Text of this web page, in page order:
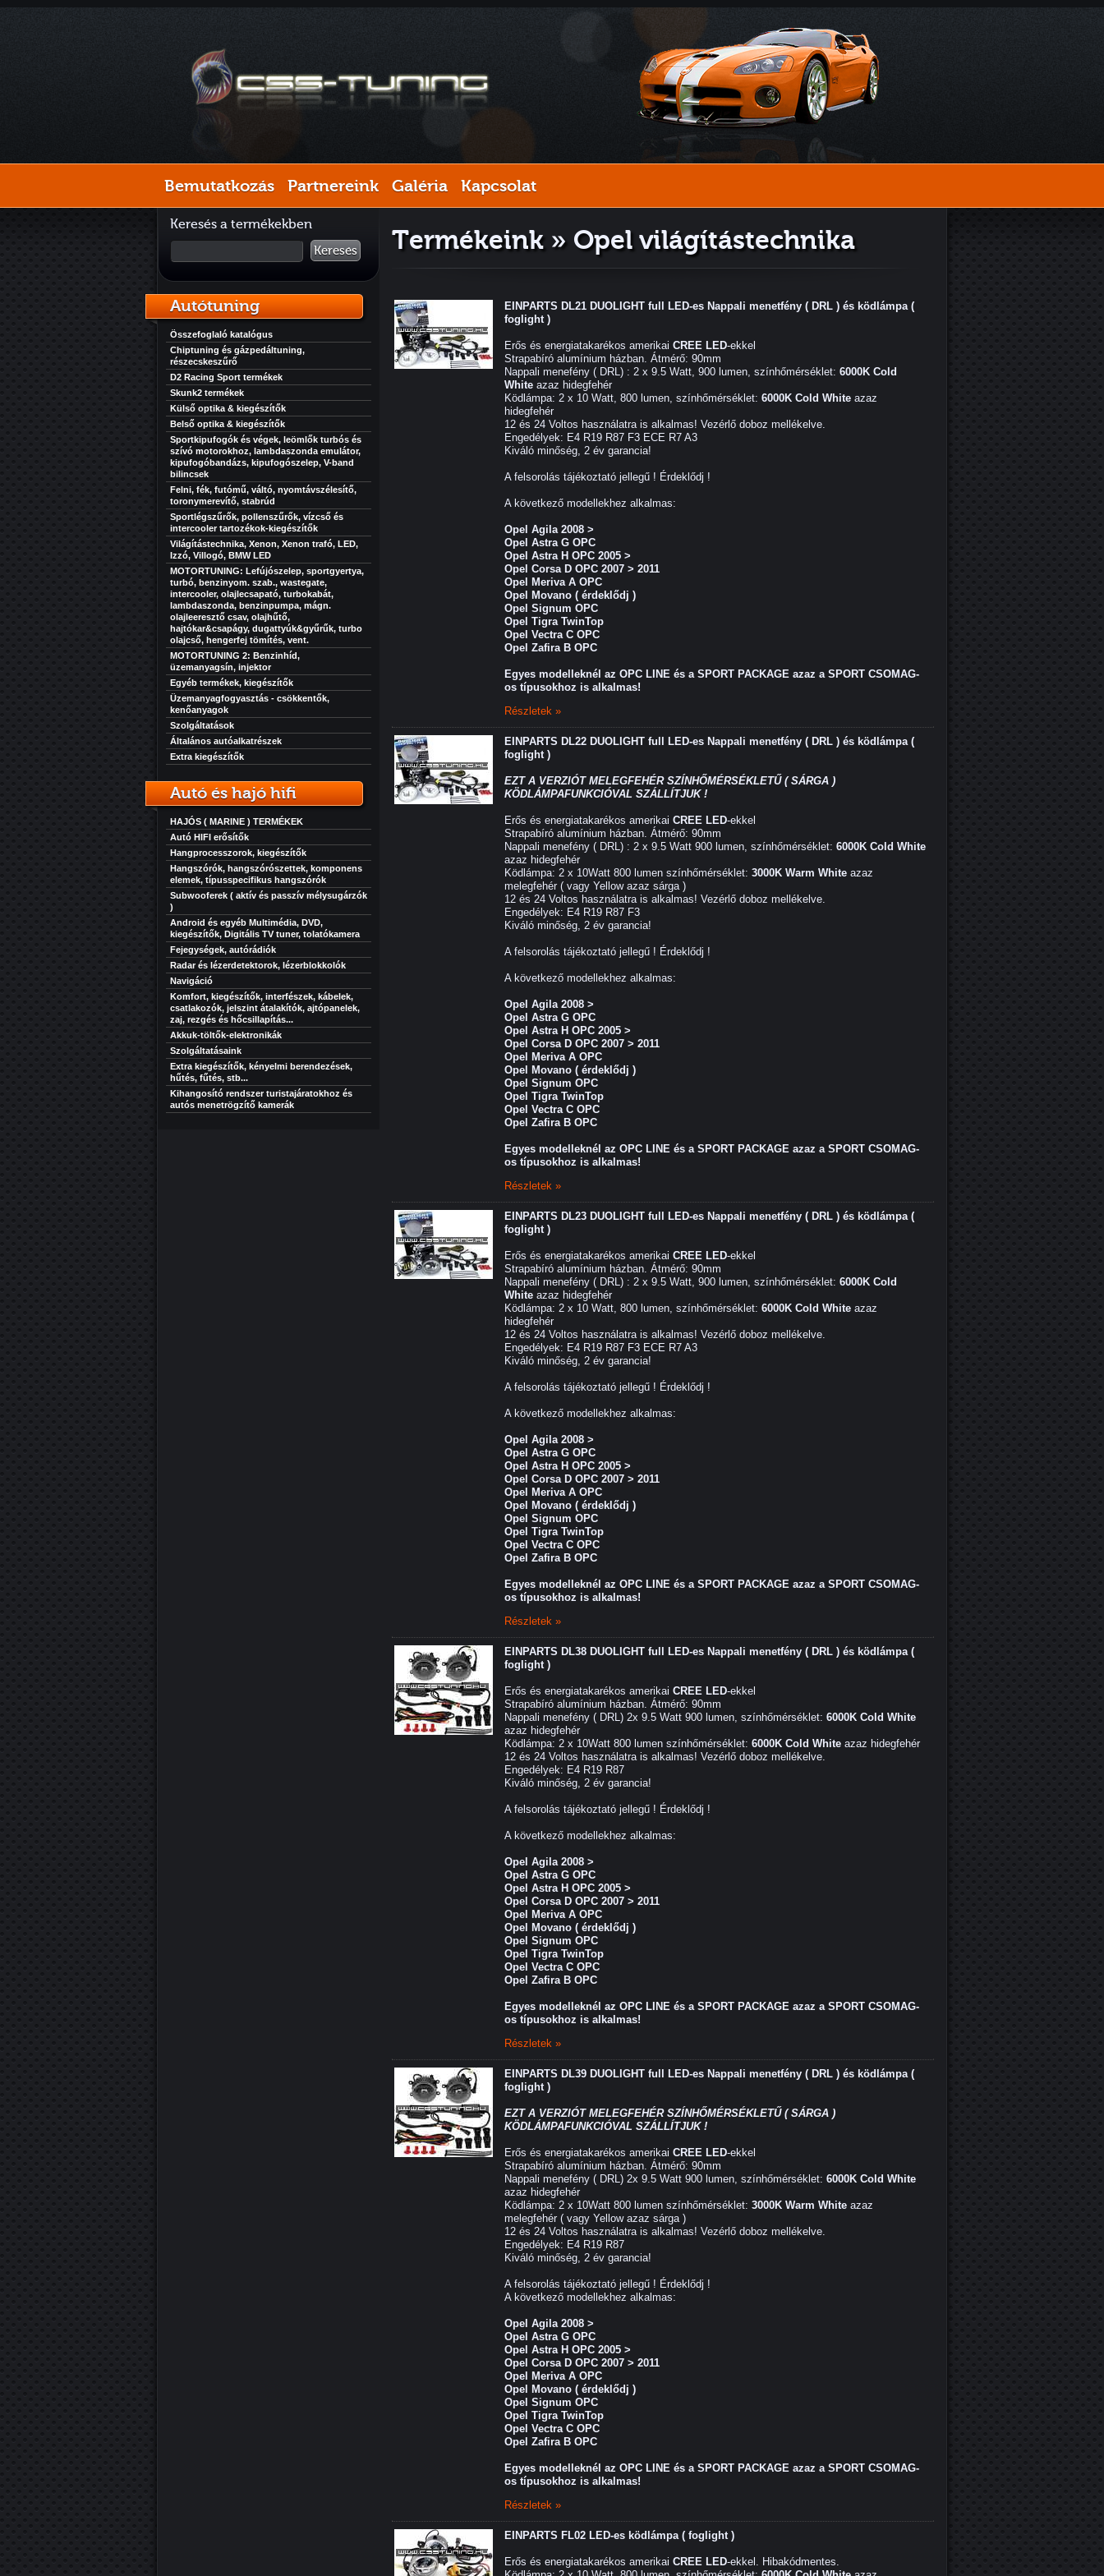
Bemutatkozás Partnereink Galéria Kapcsolat
Keresés a termékekben
Keresés
Autótuning
Összefoglaló katalógus
Chiptuning és gázpedáltuning,
részecskeszűrő
D2 Racing Sport termékek
Skunk2 termékek
Külső optika & kiegészítők
Belső optika & kiegészítők
Sportkipufogók és végek, leömlők turbós és
szívó motorokhoz, lambdaszonda emulátor,
kipufogóbandázs, kipufogószelep, V-band
bilincsek
Felni, fék, futómű, váltó, nyomtávszélesítő,
toronymerevítő, stabrúd
Sportlégszűrők, pollenszűrők, vízcső és
intercooler tartozékok-kiegészítők
Világítástechnika, Xenon, Xenon trafó, LED,
Izzó, Villogó, BMW LED
MOTORTUNING: Lefújószelep, sportgyertya,
turbó, benzinyom. szab., wastegate,
intercooler, olajlecsapató, turbokabát,
lambdaszonda, benzinpumpa, mágn.
olajleeresztő csav, olajhűtő,
hajtókar&csapágy, dugattyúk&gyűrűk, turbo
olajcső, hengerfej tömítés, vent.
MOTORTUNING 2: Benzinhíd,
üzemanyagsín, injektor
Egyéb termékek, kiegészítők
Üzemanyagfogyasztás - csökkentők,
kenőanyagok
Szolgáltatások
Általános autóalkatrészek
Extra kiegészítők
Autó és hajó hifi
HAJÓS ( MARINE ) TERMÉKEK
Autó HIFI erősítők
Hangprocesszorok, kiegészítők
Hangszórók, hangszórószettek, komponens
elemek, típusspecifikus hangszórók
Subwooferek ( aktív és passzív mélysugárzók
)
Android és egyéb Multimédia, DVD,
kiegészítők, Digitális TV tuner, tolatókamera
Fejegységek, autórádiók
Radar és lézerdetektorok, lézerblokkolók
Navigáció
Komfort, kiegészítők, interfészek, kábelek,
csatlakozók, jelszint átalakítók, ajtópanelek,
zaj, rezgés és hőcsillapítás...
Akkuk-töltők-elektronikák
Szolgáltatásaink
Extra kiegészítők, kényelmi berendezések,
hűtés, fűtés, stb...
Kihangosító rendszer turistajáratokhoz és
autós menetrögzítő kamerák
Termékeink » Opel világítástechnika
EINPARTS DL21 DUOLIGHT full LED-es Nappali menetfény ( DRL ) és ködlámpa (
foglight )
Erős és energiatakarékos amerikai CREE LED-ekkel
Strapabíró alumínium házban. Átmérő: 90mm
Nappali menefény ( DRL) : 2 x 9.5 Watt, 900 lumen, színhőmérséklet: 6000K Cold
White azaz hidegfehér
Ködlámpa: 2 x 10 Watt, 800 lumen, színhőmérséklet: 6000K Cold White azaz
hidegfehér
12 és 24 Voltos használatra is alkalmas! Vezérlő doboz mellékelve.
Engedélyek: E4 R19 R87 F3 ECE R7 A3
Kiváló minőség, 2 év garancia!
A felsorolás tájékoztató jellegű ! Érdeklődj !
A következő modellekhez alkalmas:
Opel Agila 2008 >
Opel Astra G OPC
Opel Astra H OPC 2005 >
Opel Corsa D OPC 2007 > 2011
Opel Meriva A OPC
Opel Movano ( érdeklődj )
Opel Signum OPC
Opel Tigra TwinTop
Opel Vectra C OPC
Opel Zafira B OPC
Egyes modelleknél az OPC LINE és aSPORT PACKAGE azaz a SPORT CSOMAG-
os típusokhoz is alkalmas!
Részletek »
EINPARTS DL22 DUOLIGHT full LED-es Nappali menetfény ( DRL ) és ködlámpa (
foglight )
EZT A VERZIÓT MELEGFEHÉR SZÍNHŐMÉRSÉKLETŰ ( SÁRGA )
KÖDLÁMPAFUNKCIÓVAL SZÁLLÍTJUK !
Erős és energiatakarékos amerikai CREE LED-ekkel
Strapabíró alumínium házban. Átmérő: 90mm
Nappali menefény ( DRL) : 2 x 9.5 Watt 900 lumen, színhőmérséklet: 6000K Cold White
azaz hidegfehér
Ködlámpa: 2 x 10Watt 800 lumen színhőmérséklet: 3000K Warm White azaz
melegfehér ( vagy Yellow azaz sárga )
12 és 24 Voltos használatra is alkalmas! Vezérlő doboz mellékelve.
Engedélyek: E4 R19 R87 F3
Kiváló minőség, 2 év garancia!
A felsorolás tájékoztató jellegű ! Érdeklődj !
A következő modellekhez alkalmas:
Opel Agila 2008 >
Opel Astra G OPC
Opel Astra H OPC 2005 >
Opel Corsa D OPC 2007 > 2011
Opel Meriva A OPC
Opel Movano ( érdeklődj )
Opel Signum OPC
Opel Tigra TwinTop
Opel Vectra C OPC
Opel Zafira B OPC
Egyes modelleknél az OPC LINE és aSPORT PACKAGE azaz a SPORT CSOMAG-
os típusokhoz is alkalmas!
Részletek »
EINPARTS DL23 DUOLIGHT full LED-es Nappali menetfény ( DRL ) és ködlámpa (
foglight )
Erős és energiatakarékos amerikai CREE LED-ekkel
Strapabíró alumínium házban. Átmérő: 90mm
Nappali menefény ( DRL) : 2 x 9.5 Watt, 900 lumen, színhőmérséklet: 6000K Cold
White azaz hidegfehér
Ködlámpa: 2 x 10 Watt, 800 lumen, színhőmérséklet: 6000K Cold White azaz
hidegfehér
12 és 24 Voltos használatra is alkalmas! Vezérlő doboz mellékelve.
Engedélyek: E4 R19 R87 F3 ECE R7 A3
Kiváló minőség, 2 év garancia!
A felsorolás tájékoztató jellegű ! Érdeklődj !
A következő modellekhez alkalmas:
Opel Agila 2008 >
Opel Astra G OPC
Opel Astra H OPC 2005 >
Opel Corsa D OPC 2007 > 2011
Opel Meriva A OPC
Opel Movano ( érdeklődj )
Opel Signum OPC
Opel Tigra TwinTop
Opel Vectra C OPC
Opel Zafira B OPC
Egyes modelleknél az OPC LINE és aSPORT PACKAGE azaz a SPORT CSOMAG-
os típusokhoz is alkalmas!
Részletek »
EINPARTS DL38 DUOLIGHT full LED-es Nappali menetfény ( DRL ) és ködlámpa (
foglight )
Erős és energiatakarékos amerikai CREE LED-ekkel
Strapabíró alumínium házban. Átmérő: 90mm
Nappali menefény ( DRL) 2x 9.5 Watt 900 lumen, színhőmérséklet: 6000K Cold White
azaz hidegfehér
Ködlámpa: 2 x 10Watt 800 lumen színhőmérséklet: 6000K Cold White azaz hidegfehér
12 és 24 Voltos használatra is alkalmas! Vezérlő doboz mellékelve.
Engedélyek: E4 R19 R87
Kiváló minőség, 2 év garancia!
A felsorolás tájékoztató jellegű ! Érdeklődj !
A következő modellekhez alkalmas:
Opel Agila 2008 >
Opel Astra G OPC
Opel Astra H OPC 2005 >
Opel Corsa D OPC 2007 > 2011
Opel Meriva A OPC
Opel Movano ( érdeklődj )
Opel Signum OPC
Opel Tigra TwinTop
Opel Vectra C OPC
Opel Zafira B OPC
Egyes modelleknél az OPC LINE és aSPORT PACKAGE azaz a SPORT CSOMAG-
os típusokhoz is alkalmas!
Részletek »
EINPARTS DL39 DUOLIGHT full LED-es Nappali menetfény ( DRL ) és ködlámpa (
foglight )
EZT A VERZIÓT MELEGFEHÉR SZÍNHŐMÉRSÉKLETŰ ( SÁRGA )
KÖDLÁMPAFUNKCIÓVAL SZÁLLÍTJUK !
Erős és energiatakarékos amerikai CREE LED-ekkel
Strapabíró alumínium házban. Átmérő: 90mm
Nappali menefény ( DRL) 2x 9.5 Watt 900 lumen, színhőmérséklet: 6000K Cold White
azaz hidegfehér
Ködlámpa: 2 x 10Watt 800 lumen színhőmérséklet: 3000K Warm White azaz
melegfehér ( vagy Yellow azaz sárga )
12 és 24 Voltos használatra is alkalmas! Vezérlő doboz mellékelve.
Engedélyek: E4 R19 R87
Kiváló minőség, 2 év garancia!
A felsorolás tájékoztató jellegű ! Érdeklődj !
A következő modellekhez alkalmas:
Opel Agila 2008 >
Opel Astra G OPC
Opel Astra H OPC 2005 >
Opel Corsa D OPC 2007 > 2011
Opel Meriva A OPC
Opel Movano ( érdeklődj )
Opel Signum OPC
Opel Tigra TwinTop
Opel Vectra C OPC
Opel Zafira B OPC
Egyes modelleknél az OPC LINE és aSPORT PACKAGE azaz a SPORT CSOMAG-
os típusokhoz is alkalmas!
Részletek »
EINPARTS FL02 LED-es ködlámpa ( foglight )
Erős és energiatakarékos amerikai CREE LED-ekkel. Hibakódmentes.